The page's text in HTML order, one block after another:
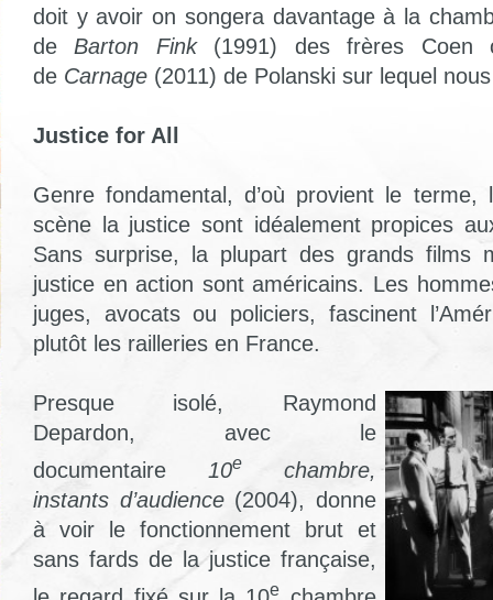
doit y avoir on songera davantage à la
de Barton Fink (1991) des frères Coen
de Carnage (2011) de Polanski sur lequel
Justice for All
Genre fondamental, d’où provient le
scène la justice sont idéalement propices
Sans surprise, la plupart des grands films
justice en action sont américains. Les
juges, avocats ou policiers, fascinent
plutôt les railleries en France.
Presque isolé, Raymond
Depardon, avec le
documentaire 10echambre,
instants d’audience(2004), donne
à voir le fonctionnement brut et
sans fards de la justice française,
e